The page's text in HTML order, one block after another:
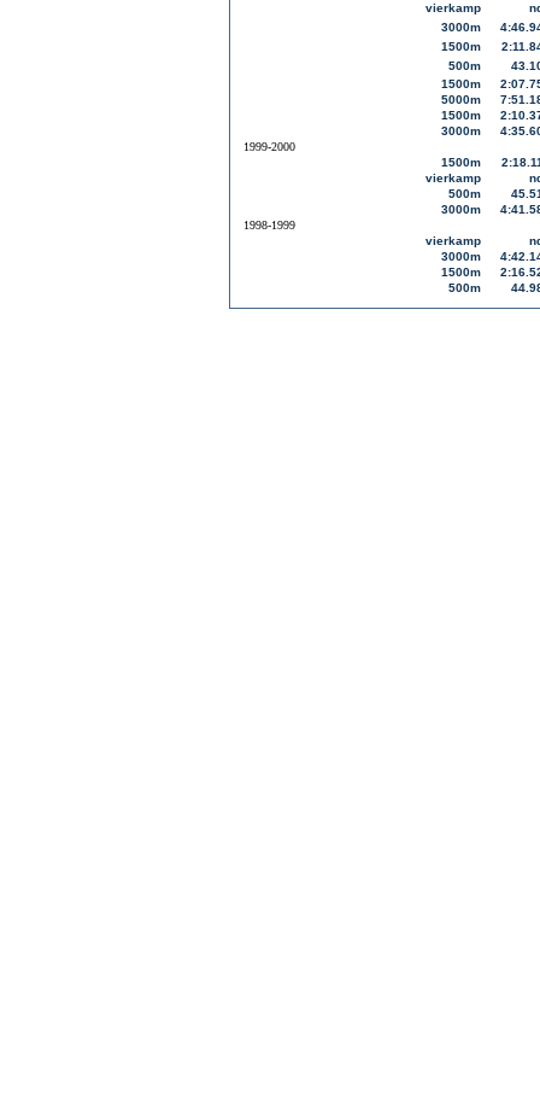
vierkamp
3000m
1500m
500m
1500m
5000m
1500m
3000m
1999-2000
1500m
vierkamp
500m
3000m
1998-1999
vierkamp
3000m
1500m
500m